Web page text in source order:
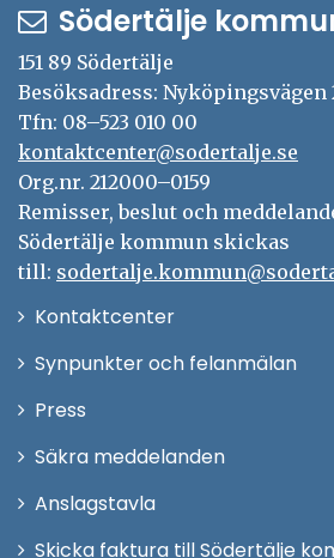
Södertälje
151 89 Södertälje
Besöksadress: Nyköpingsvägen
Tfn: 08–523 010 00
kontaktcenter@sodertalje.se
Org.nr. 212000–0159
Remisser, beslut och
Södertälje kommun skickas
till:
KontaktcenterÖppna
Synpunkter och felanmälan
Press
fönster
Säkra meddelanden
Anslagstavla
Skicka faktura till Södertälje